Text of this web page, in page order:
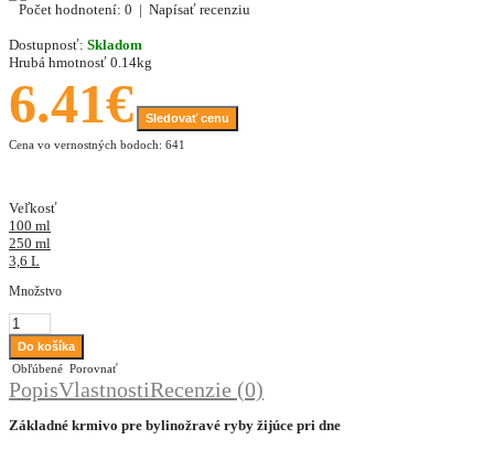
Počet hodnotení: 0 | Napísať recenziu
Dostupnosť: Skladom
Hrubá hmotnosť 0.14kg
6.41€
Sledovať cenu
Cena vo vernostných bodoch: 641
Veľkosť
100 ml
250 ml
3,6 L
Množstvo
Obľúbené Porovnať
PopisVlastnostiRecenzie (0)
Základné krmivo pre bylinožravé ryby žijúce pri dne